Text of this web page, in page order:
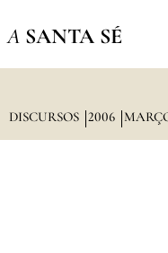
A SANTA SÉ
DISCURSOS 2006